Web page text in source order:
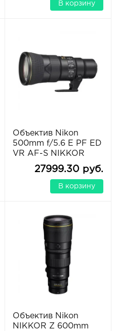
В корзину
Объектив Nikon
500mm f/5.6 E PF ED
VR AF-S NIKKOR
27999.30 руб.
В корзину
Объектив Nikon
NIKKOR Z 600mm